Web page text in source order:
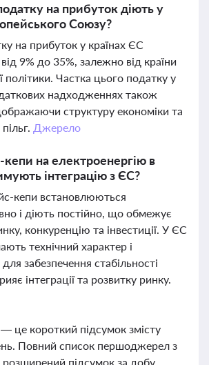
на прибуток діють у
Союзу?
на прибуток у країнах ЄС
9% до 35%, залежно від країни
політики. Частка цього податку у
надходженнях також
структуру економіки та
Джерело
на електроенергію в
інтеграцію з ЄС?
кепи встановлюються
і діють постійно, що обмежує
конкуренцію та інвестиції. У ЄС
технічний характер і
забезпечення стабільності
інтеграції та розвитку ринку.
це короткий підсумок змісту
Повний список першоджерел з
підсумок за добу